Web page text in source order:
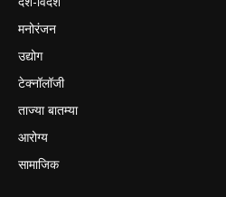
मनोरंजन
उद्योग
टेक्नॉलॉजी
ताज्या बातम्या
आरोग्य
सामाजिक